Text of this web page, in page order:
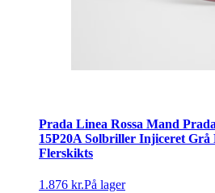
Prada Linea Rossa Mand
15P20A Solbriller Injiceret Grå
Flerskikts
1.876 kr.På lager